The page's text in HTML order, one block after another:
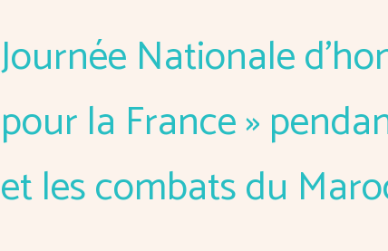
Journée Nationale
pour la France »
et les combats du